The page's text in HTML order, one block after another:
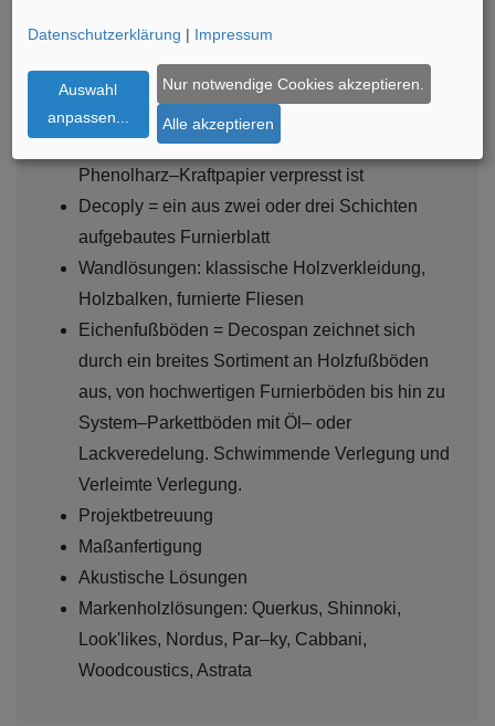
Decopanel = Furnierte Paneele
Decoflex = biegsames Furnierblätter
Decolam = ein gefügtes Furnierdeck, das auf ein
Phenolharz–Kraftpapier verpresst ist
Decoply = ein aus zwei oder drei Schichten
aufgebautes Furnierblatt
Wandlösungen: klassische Holzverkleidung,
Holzbalken, furnierte Fliesen
Eichenfußböden = Decospan zeichnet sich
durch ein breites Sortiment an Holzfußböden
aus, von hochwertigen Furnierböden bis hin zu
System–Parkettböden mit Öl– oder
Lackveredelung. Schwimmende Verlegung und
Verleimte Verlegung.
Projektbetreuung
Maßanfertigung
Akustische Lösungen
Markenholzlösungen: Querkus, Shinnoki,
Look'likes, Nordus, Par–ky, Cabbani,
Woodcoustics, Astrata
Datenschutzerklärung | Impressum
Auswahl
anpassen...
Nur notwendige Cookies akzeptieren.
Alle akzeptieren